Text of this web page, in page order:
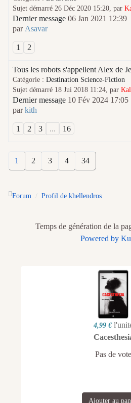
Sujet démarré 26 Déc 2020 15:20, par
Dernier message 06 Jan 2021 12:39
par Asavar
1 2
Tous les robots s'appellent Alex de
Catégorie : Destination Science-Fiction
Sujet démarré 18 Jui 2018 11:24, par
Dernier message 10 Fév 2024 17:05
parkith
1 2 3 ... 16
1 2 3 4 34
Forum Profil de khellendros
Temps de génération de la
Powered by
4,99 €
Pas de vote
Ajouter au